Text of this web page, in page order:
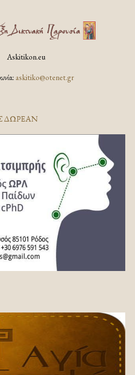
Askitikon.eu
askitiko@otenet.gr
ΔΩΡΕΆΝ